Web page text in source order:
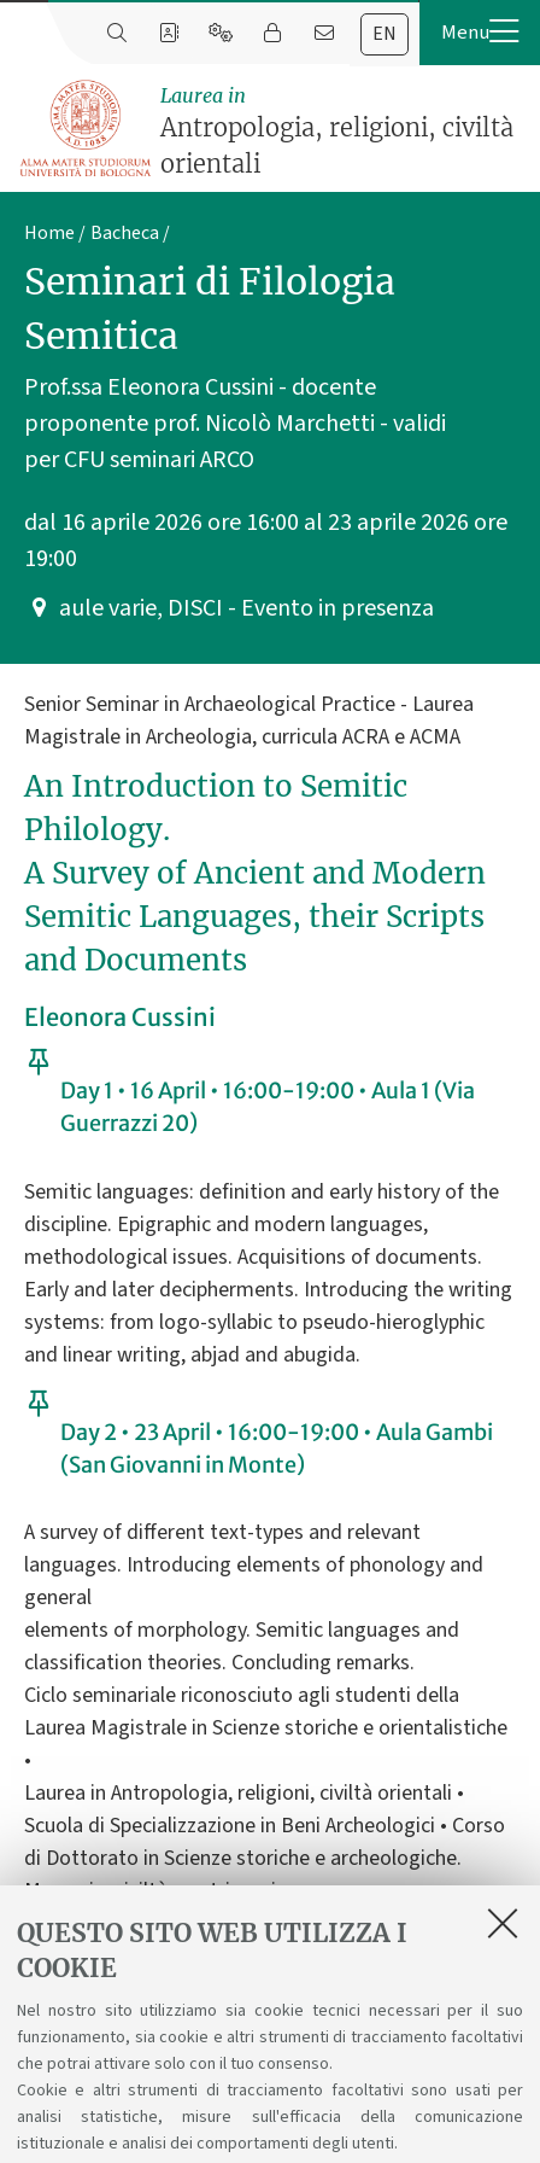
QUESTO SITO WEB UTILIZZA I
COOKIE
Nel nostro sito utilizziamo sia cookie tecnici necessari per il suo
funzionamento, sia cookie e altri strumenti di tracciamento facoltativi
che potrai attivare solo con il tuo consenso.
Cookie e altri strumenti di tracciamento facoltativi sono usati per
analisi statistiche, misure sull'efficacia della comunicazione
istituzionale e analisi dei comportamenti degli utenti.
EN
Laurea in
Antropologia, religioni, civiltà
orientali
Home Bacheca
Seminari di Filologia
Semitica
Prof.ssa Eleonora Cussini - docente
proponente prof. Nicolò Marchetti - validi
per CFU seminari ARCO
dal 16 aprile 2026 ore 16:00 al 23 aprile 2026 ore
19:00
aule varie, DISCI - Evento in presenza
Senior Seminar in Archaeological Practice - Laurea
Magistrale in Archeologia, curricula ACRA e ACMA
An Introduction to Semitic
Philology.
A Survey of Ancient and Modern
Semitic Languages, their Scripts
and Documents
Eleonora Cussini
Day 1 • 16 April • 16:00-19:00 • Aula 1 (Via
Guerrazzi 20)
Semitic languages: definition and early history of the
discipline. Epigraphic and modern languages,
methodological issues. Acquisitions of documents.
Early and later decipherments. Introducing the writing
systems: from logo-syllabic to pseudo-hieroglyphic
and linear writing, abjad and abugida.
Day 2 • 23 April • 16:00-19:00 • Aula Gambi
(San Giovanni in Monte)
A survey of different text-types and relevant
languages. Introducing elements of phonology and
general
elements of morphology. Semitic languages and
classification theories. Concluding remarks.
Ciclo seminariale riconosciuto agli studenti della
Laurea Magistrale in Scienze storiche e orientalistiche
•
Laurea in Antropologia, religioni, civiltà orientali •
Scuola di Specializzazione in Beni Archeologici • Corso
di Dottorato in Scienze storiche e archeologiche.
Memoria, civiltà e patrimonio.
Locandina
[ .pdf 2717Kb ]